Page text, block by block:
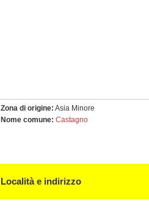
Zona di origine: Asia Minore
Nome comune: Castagno
Località e indirizzo